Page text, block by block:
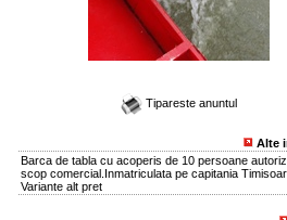
Tipareste anuntul
Alte
Barca de tabla cu acoperis de 10 persoane
scop comercial.Inmatriculata pe capitania
Variante alt pret